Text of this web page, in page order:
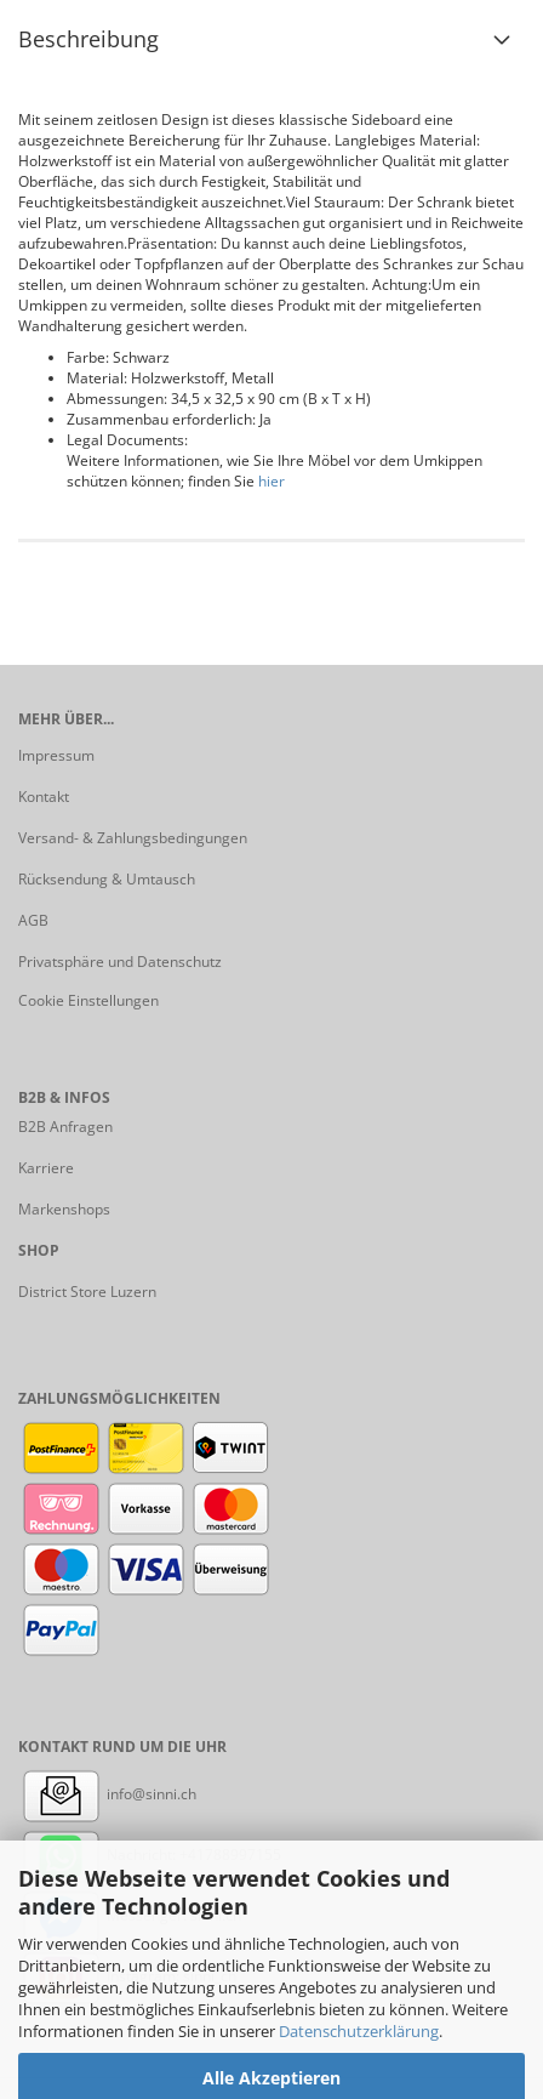
Diese Webseite verwendet Cookies und
andere Technologien
Wir verwenden Cookies und ähnliche Technologien, auch von
Drittanbietern, um die ordentliche Funktionsweise der Website zu
gewährleisten, die Nutzung unseres Angebotes zu analysieren und
Ihnen ein bestmögliches Einkaufserlebnis bieten zu können. Weitere
Informationen finden Sie in unserer Datenschutzerklärung.
Alle Akzeptieren
Beschreibung
Mit seinem zeitlosen Design ist dieses klassische Sideboard eine
ausgezeichnete Bereicherung für Ihr Zuhause. Langlebiges Material:
Holzwerkstoff ist ein Material von außergewöhnlicher Qualität mit glatter
Oberfläche, das sich durch Festigkeit, Stabilität und
Feuchtigkeitsbeständigkeit auszeichnet.Viel Stauraum: Der Schrank bietet
viel Platz, um verschiedene Alltagssachen gut organisiert und in Reichweite
aufzubewahren.Präsentation: Du kannst auch deine Lieblingsfotos,
Dekoartikel oder Topfpflanzen auf der Oberplatte des Schrankes zur Schau
stellen, um deinen Wohnraum schöner zu gestalten. Achtung:Um ein
Umkippen zu vermeiden, sollte dieses Produkt mit der mitgelieferten
Wandhalterung gesichert werden.
Farbe: Schwarz
Material: Holzwerkstoff, Metall
Abmessungen: 34,5 x 32,5 x 90 cm (B x T x H)
Zusammenbau erforderlich: Ja
Legal Documents:
Weitere Informationen, wie Sie Ihre Möbel vor dem Umkippen
schützen können; finden Sie hier
MEHR ÜBER...
Impressum
Kontakt
Versand- & Zahlungsbedingungen
Rücksendung & Umtausch
AGB
Privatsphäre und Datenschutz
Cookie Einstellungen
B2B & INFOS
B2B Anfragen
Karriere
Markenshops
SHOP
District Store Luzern
ZAHLUNGSMÖGLICHKEITEN
KONTAKT RUND UM DIE UHR
info@sinni.ch
Messenger: sinni.ch
Instagram: sinni_ch